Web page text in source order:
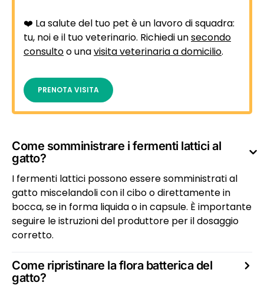
❤️ La salute del tuo pet è un lavoro di squadra:
tu, noi e il tuo veterinario. Richiedi unsecondo
consultoo unavisita veterinaria a domicilio.
PRENOTA VISITA
Come somministrare i fermenti lattici al
gatto?
I fermenti lattici possono essere somministrati al
gatto miscelandoli con il cibo o direttamente in
bocca, se in forma liquida o in capsule. È importante
seguire le istruzioni del produttore per il dosaggio
corretto.
Come ripristinare la flora batterica del
gatto?